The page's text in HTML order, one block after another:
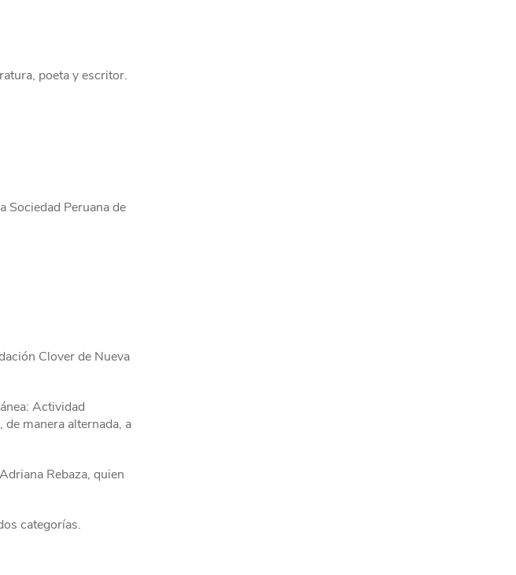
poeta y escritor.
Sociedad Peruana de
Clover de Nueva
Actividad
manera alternada, a
Rebaza, quien
categorías.